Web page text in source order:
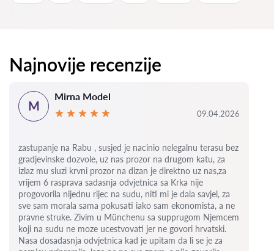
Najnovije recenzije
M
Mirna Model
09.04.2026
zastupanje na Rabu , susjed je nacinio nelegalnu terasu bez
gradjevinske dozvole, uz nas prozor na drugom katu, za
izlaz mu sluzi krvni prozor na dizan je direktno uz nas,za
vrijem 6 rasprava sadasnja odvjetnica sa Krka nije
progovorila nijednu rijec na sudu, niti mi je dala savjel, za
sve sam morala sama pokusati iako sam ekonomista, a ne
pravne struke. Zivim u Münchenu sa supprugom Njemcem
koji na sudu ne moze ucestvovati jer ne govori hrvatski.
Nasa dosadasnja odvjetnica kad je upitam da li se je za